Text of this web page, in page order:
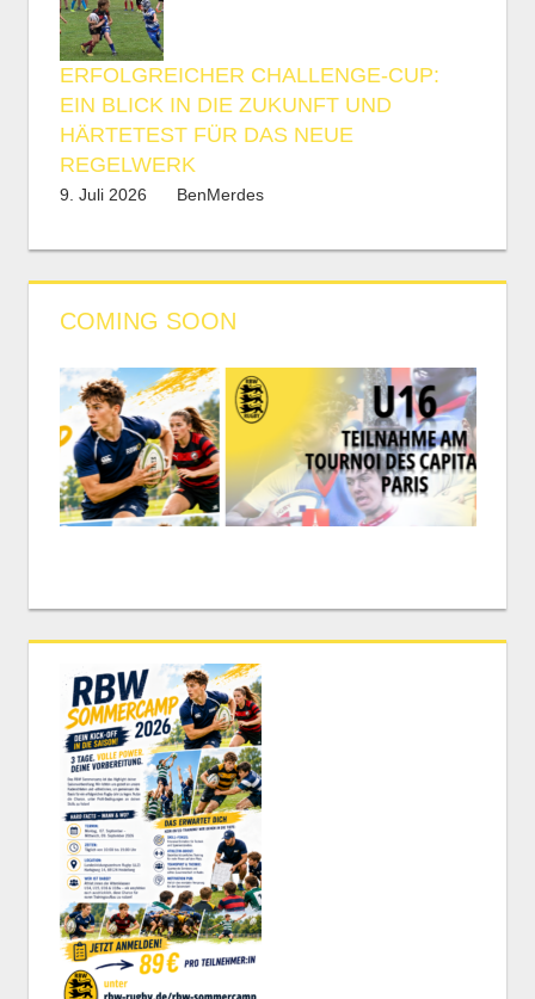
ERFOLGREICHER CHALLENGE-CUP:
EIN BLICK IN DIE ZUKUNFT UND
HÄRTETEST FÜR DAS NEUE
REGELWERK
9. Juli 2026 BenMerdes
COMING SOON